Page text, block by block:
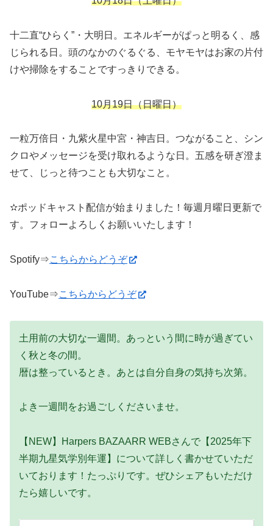
十二直“ひらく”・大明日。エネルギーがぱっと明るく、感
じられる日。頭のなかのぐるぐる、モヤモヤはお家の片付
けや掃除をすることですっきりできる。
10月19日（日曜日）
一粒万倍日・九紫火星中宮・神吉日。つながること、シン
クロやメッセージを受け取れるような日。五感を研ぎ澄ま
せて、じっと待つことも大切なこと。
✫ポッドキャスト配信が始まりました！毎週月曜日更新で
す。フォローよろしくお願いいたします！
Spotify⇒こちらからどうぞ
YouTube⇒こちらからどうぞ
土用前の大切な一週間。あっという間に時が過ぎてい
く秋と冬の間。
暦は整っているとき。あとは自分自身の気持ち次第。
よき一週間をお過ごしくださいませ。
【NEW】Harpers BAZAARR WEBさんで【2025年下
半期九星気学別年運】について詳しく書かせていただ
いております！たっぷりです。ぜひシェアもいただけ
たら嬉しいです。